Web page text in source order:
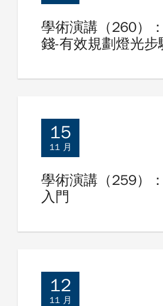
學術演講（260）
錢-有效規劃燈光步
15
11 月
學術演講（259）
入門
12
11 月